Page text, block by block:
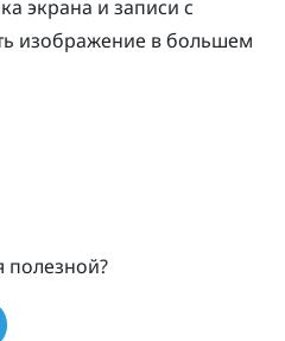
экрана и записи с
изображение в большем
полезной?